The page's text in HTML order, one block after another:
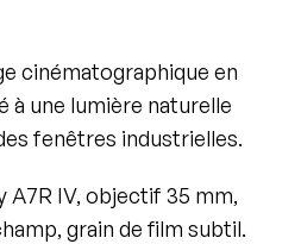
cinématographique en
à une lumière naturelle
fenêtres industrielles.
A7R IV, objectif 35 mm,
grain de film subtil.